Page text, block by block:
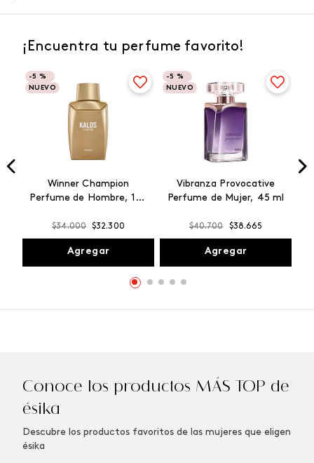
¡Encuentra tu perfume favorito!
-5 %
NUEVO
Winner Champion
Perfume de Hombre, 100
$34.000 $32.300
Agregar
-5 %
NUEVO
Vibranza Provocative
Perfume de Mujer, 45 ml
$40.700 $38.665
Agregar
Conoce los productos MÁS TOP de
ésika
Descubre los productos favoritos de las mujeres que eligen
ésika